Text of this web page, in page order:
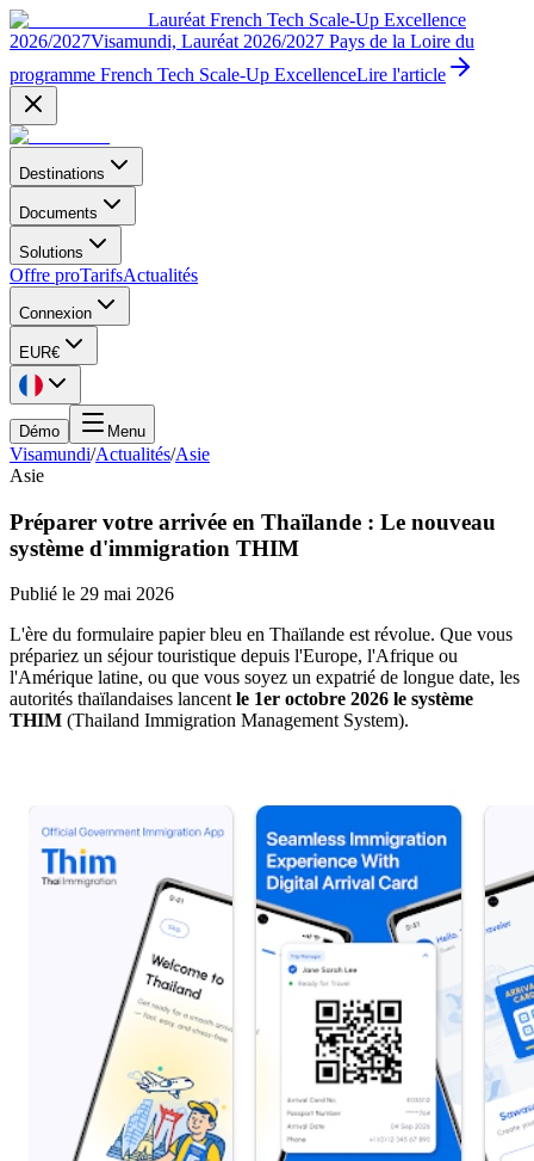
Lauréat French Tech Scale-Up Excellence
2026/2027Visamundi, Lauréat 2026/2027 Pays de la Loire du
programme French Tech Scale-Up ExcellenceLire l'article
Destinations
Documents
Solutions
Offre proTarifsActualités
Connexion
EUR€
Démo Menu
Visamundi/Actualités/Asie
Asie
Préparer votre arrivée en Thaïlande : Le nouveau
système d'immigration THIM
Publié le 29 mai 2026
L'ère du formulaire papier bleu en Thaïlande est révolue. Que vous
prépariez un séjour touristique depuis l'Europe, l'Afrique ou
l'Amérique latine, ou que vous soyez un expatrié de longue date, les
autorités thaïlandaises lancentle 1er octobre 2026 le système
THIM (Thailand Immigration Management System).